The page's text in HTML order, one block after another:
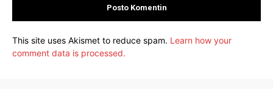
This site uses Akismet to reduce spam. Learn how your
comment data is processed.